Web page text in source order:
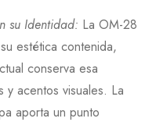
su Identidad: La OM-28
estética contenida,
conserva esa
acentos visuales. La
aporta un punto